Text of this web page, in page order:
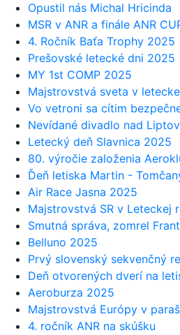
Opustil nás Michal Hricinda
MSR v ANR a finále ANR
4. Ročník Baťa Trophy 2025
Prešovské letecké dni 2025
MY 1st COMP 2025
Majstrovstvá sveta v
Vo vetroni sa cítim
Nevídané divadlo nad
Letecký deň Slavnica 2025
80. výročie založenia
Ďeň letiska Martin -
Air Race Jasna 2025
Majstrovstvá SR v Leteckej
Smutná správa, zomrel
Belluno 2025
Prvý slovenský sekvenčný
Deň otvorených dverí na
Aeroburza 2025
Majstrovstvá Európy v
4. ročník ANR na skúšku